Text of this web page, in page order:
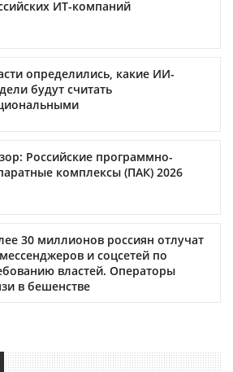
ИТ-компаний
определились, какие ИИ-
будут считать
Российские программно-
комплексы (ПАК) 2026
30 миллионов россиян отлучат
и соцсетей по
властей. Операторы
в бешенстве